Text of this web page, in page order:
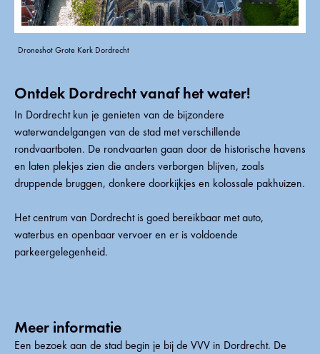
Ontdek Dordrecht vanaf het water!
In Dordrecht kun je genieten van de bijzondere
waterwandelgangen van de stad met verschillende
rondvaartboten. De rondvaarten gaan door de historische havens
en laten plekjes zien die anders verborgen blijven, zoals
druppende bruggen, donkere doorkijkjes en kolossale pakhuizen.
Het centrum van Dordrecht is goed bereikbaar met auto,
waterbus en openbaar vervoer en er is voldoende
parkeergelegenheid.
Droneshot Grote Kerk Dordrecht
Meer informatie
Een bezoek aan de stad begin je bij de VVV in Dordrecht. De